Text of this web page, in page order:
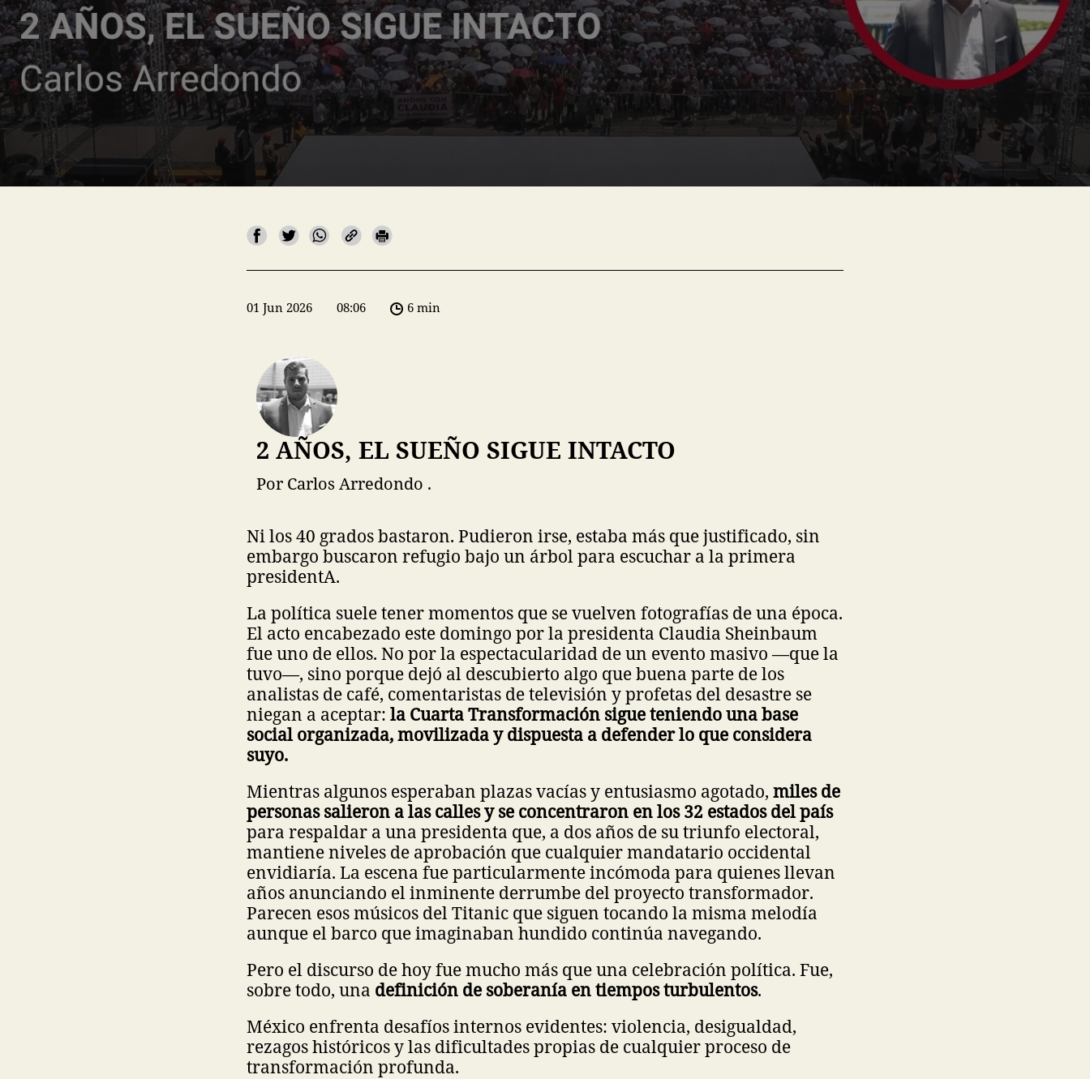
01 Jun 2026 08:06 6 min
2 AÑOS, EL SUEÑO SIGUE INTACTO
Por Carlos Arredondo .
Ni los 40 grados bastaron. Pudieron irse, estaba más que justificado, sin
embargo buscaron refugio bajo un árbol para escuchar a la primera
presidentA.
La política suele tener momentos que se vuelven fotografías de una época.
El acto encabezado este domingo por la presidenta Claudia Sheinbaum
fue uno de ellos. No por la espectacularidad de un evento masivo —que la
tuvo—, sino porque dejó al descubierto algo que buena parte de los
analistas de café, comentaristas de televisión y profetas del desastre se
niegan a aceptar: la Cuarta Transformación sigue teniendo una base
social organizada, movilizada y dispuesta a defender lo que considera
suyo.
Mientras algunos esperaban plazas vacías y entusiasmo agotado, miles de
personas salieron a las calles y se concentraron en los 32 estados del país
para respaldar a una presidenta que, a dos años de su triunfo electoral,
mantiene niveles de aprobación que cualquier mandatario occidental
envidiaría. La escena fue particularmente incómoda para quienes llevan
años anunciando el inminente derrumbe del proyecto transformador.
Parecen esos músicos del Titanic que siguen tocando la misma melodía
aunque el barco que imaginaban hundido continúa navegando.
Pero el discurso de hoy fue mucho más que una celebración política. Fue,
sobre todo, una definición de soberanía en tiempos turbulentos.
México enfrenta desafíos internos evidentes: violencia, desigualdad,
rezagos históricos y las dificultades propias de cualquier proceso de
transformación profunda.